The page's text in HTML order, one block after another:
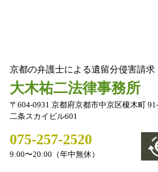
京都の弁護士による遺留分侵害請求
大木祐二法律事務所
〒604-0931 京都府京都市中京区榎木町
二条スカイビル601
075-257-2520
9:00〜20:00（年中無休）